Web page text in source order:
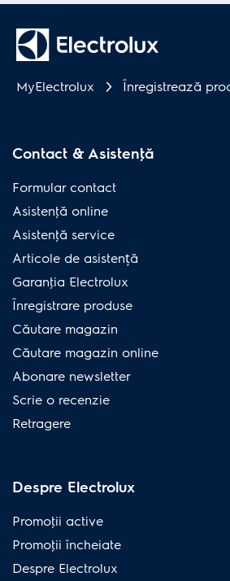
MyElectrolux Înregistrează
Contact & Asistenţă
Formular contact
Asistenţă online
Asistenţă service
Articole de asistență
Garanţia Electrolux
Înregistrare produse
Căutare magazin
Căutare magazin online
Abonare newsletter
Scrie o recenzie
Retragere
Despre Electrolux
Promoţii active
Promoţii încheiate
Despre Electrolux